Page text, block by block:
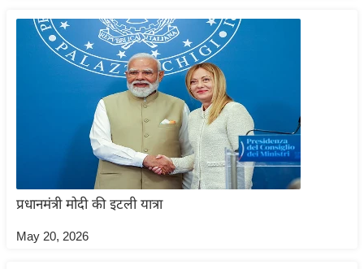
.
य
र
प्रधानमंत्री मोदी की इटली यात्रा
May 20, 2026